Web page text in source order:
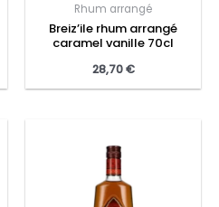
Rhum arrangé
Breiz’ile rhum arrangé
caramel vanille 70cl
28,70€